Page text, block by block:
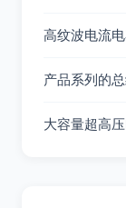
高纹波电流
产品系列的
大容量超高